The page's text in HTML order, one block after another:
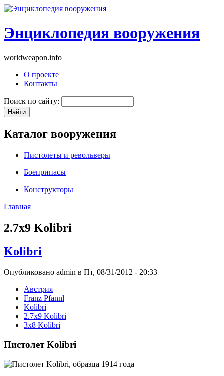
Энциклопедия вооружения
worldweapon.info
О проекте
Контакты
Поиск по сайту:
Каталог вооружения
Пистолеты и револьверы
Боеприпасы
Конструкторы
Главная
2.7x9 Kolibri
Kolibri
Опубликовано admin в Пт, 08/31/2012 - 20:33
Австрия
Franz Pfannl
Kolibri
2.7x9 Kolibri
3x8 Kolibri
Пистолет Kolibri